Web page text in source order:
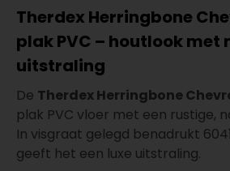
Therdex Herringbone
plak PVC – houtlook met
uitstraling
De Therdex Herringbone
plak PVC vloer met een rustige,
In visgraat gelegd benadrukt
geeft het een luxe uitstraling.